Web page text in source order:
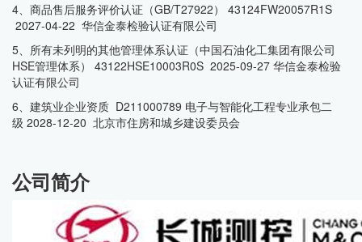
4、商品售后服务评价认证（GB/T27922） 43124FW20057R1S
2027-04-22 华信金泰检验认证有限公司
5、所有未列明的其他管理体系认证（中国石油化工集团有限公司
HSE管理体系） 43122HSE10003R0S 2025-09-27 华信金泰检验
认证有限公司
6、建筑业企业资质 D211000789 电子与智能化工程专业承包二
级 2028-12-20 北京市住房和城乡建设委员会
公司简介